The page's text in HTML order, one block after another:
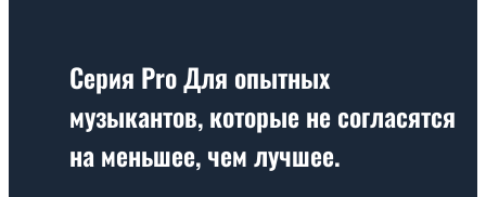
Серия ProДля опытных
музыкантов, которые не согласятся
на меньшее, чем лучшее.